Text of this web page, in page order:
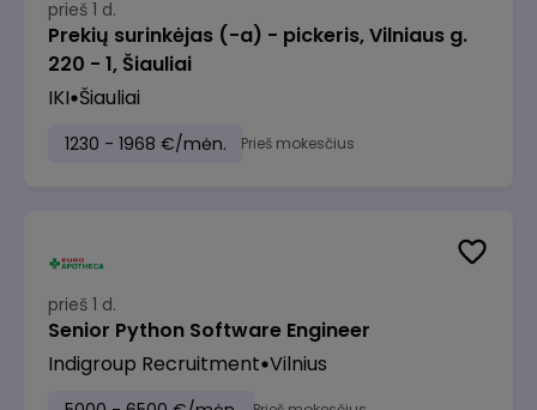
prieš 1 d.
Prekių surinkėjas (-a) - pickeris, Vilniaus g.
220 - 1, Šiauliai
IKI Šiauliai
1230 - 1968 €/mėn. Prieš mokesčius
prieš 1 d.
Senior Python Software Engineer
Indigroup Recruitment Vilnius